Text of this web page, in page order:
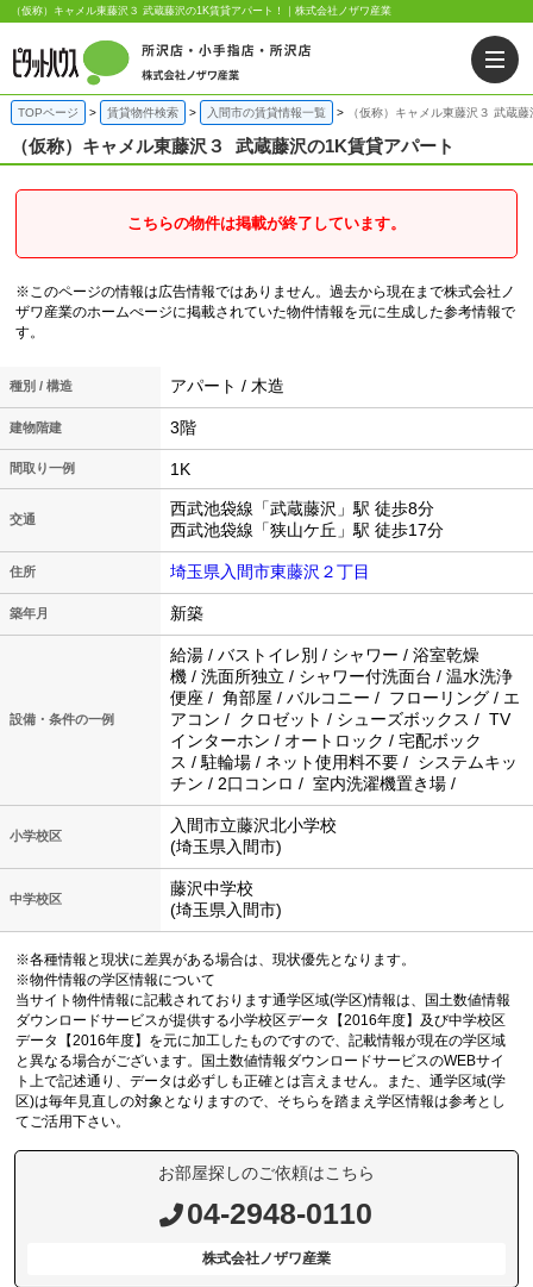
（仮称）キャメル東藤沢３ 武蔵藤沢の1K賃貸アパート！｜株式会社ノザワ産業
TOPページ 賃貸物件検索 入間市の賃貸情報一覧 （仮称）キャメル東藤沢３ 武蔵
（仮称）キャメル東藤沢３ 武蔵藤沢の1K賃貸アパート
こちらの物件は掲載が終了しています。
※このページの情報は広告情報ではありません。過去から現在まで株式会社ノ
ザワ産業のホームぺージに掲載されていた物件情報を元に生成した参考情報で
す。
種別 / 構造 アパート / 木造
建物階建 3階
間取り一例 1K
交通
西武池袋線「武蔵藤沢」駅 徒歩8分
西武池袋線「狭山ケ丘」駅 徒歩17分
住所 埼玉県入間市東藤沢２丁目
築年月 新築
設備・条件の一例
給湯 / バストイレ別 / シャワー / 浴室乾燥
機 / 洗面所独立 / シャワー付洗面台 / 温水洗浄
便座 / 角部屋 / バルコニー / フローリング / エ
アコン / クロゼット / シューズボックス / TV
インターホン / オートロック / 宅配ボック
ス / 駐輪場 / ネット使用料不要 / システムキッ
チン / 2口コンロ / 室内洗濯機置き場 /
小学校区
入間市立藤沢北小学校
(埼玉県入間市)
中学校区
藤沢中学校
(埼玉県入間市)
※各種情報と現状に差異がある場合は、現状優先となります。
※物件情報の学区情報について
当サイト物件情報に記載されております通学区域(学区)情報は、国土数値情報
ダウンロードサービスが提供する小学校区データ【2016年度】及び中学校区
データ【2016年度】を元に加工したものですので、記載情報が現在の学区域
と異なる場合がございます。国土数値情報ダウンロードサービスのWEBサイ
ト上で記述通り、データは必ずしも正確とは言えません。また、通学区域(学
区)は毎年見直しの対象となりますので、そちらを踏まえ学区情報は参考とし
てご活用下さい。
お部屋探しのご依頼はこちら
04-2948-0110
株式会社ノザワ産業